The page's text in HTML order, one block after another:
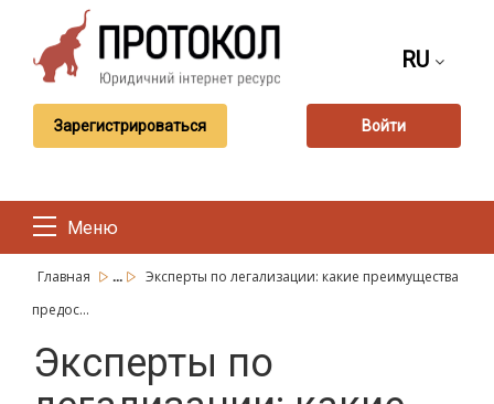
RU
Зарегистрироваться Войти
Меню
Главная ...
Эксперты по легализации: какие преимущества
предос...
Эксперты по